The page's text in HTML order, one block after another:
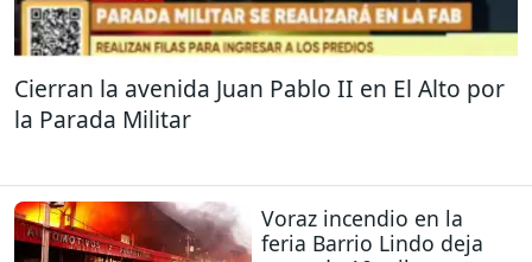
Cierran la avenida Juan Pablo II en El Alto por
la Parada Militar
Voraz incendio en la
feria Barrio Lindo deja